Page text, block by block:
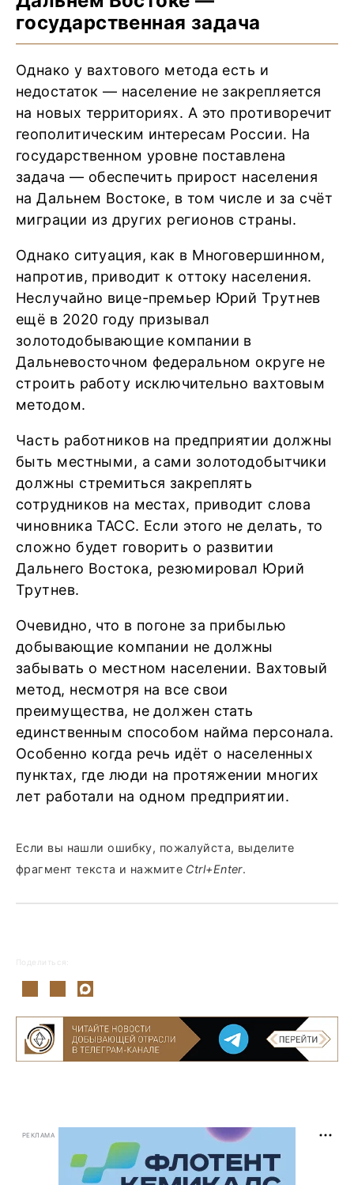
государственная задача
Однако у вахтового метода есть и
недостаток — население не закрепляется
на новых территориях. А это противоречит
геополитическим интересам России. На
государственном уровне поставлена
задача — обеспечить прирост населения
на Дальнем Востоке, в том числе и за счёт
миграции из других регионов страны.
Однако ситуация, как в Многовершинном,
напротив, приводит к оттоку населения.
Неслучайно вице-премьер Юрий Трутнев
ещё в 2020 году призывал
золотодобывающие компании в
Дальневосточном федеральном округе не
строить работу исключительно вахтовым
методом.
Часть работников на предприятии должны
быть местными, а сами золотодобытчики
должны стремиться закреплять
сотрудников на местах, приводит слова
чиновника ТАСС. Если этого не делать, то
сложно будет говорить о развитии
Дальнего Востока, резюмировал Юрий
Трутнев.
Очевидно, что в погоне за прибылью
добывающие компании не должны
забывать о местном населении. Вахтовый
метод, несмотря на все свои
преимущества, не должен стать
единственным способом найма персонала.
Особенно когда речь идёт о населенных
пунктах, где люди на протяжении многих
лет работали на одном предприятии.
Если вы нашли ошибку, пожалуйста, выделите
фрагмент текста и нажмите Ctrl+Enter.
Поделиться:
РЕКЛАМА